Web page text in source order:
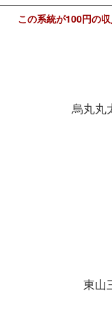
この系統が100円の
烏丸丸
東山